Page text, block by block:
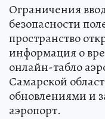
Ограничения
безопасности
пространство
информация о
онлайн-табло
Самарской
обновлениями и
аэропорт.